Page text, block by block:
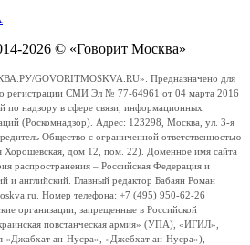
2026 © «Говорит Москва»
GOVORITMOSKVA.RU». Предназначено для
о регистрации СМИ Эл № 77-64961 от 04 марта 2016
по надзору в сфере связи, информационных
(Роскомнадзор). Адрес: 123298, Москва, ул. 3-я
Общество с ограниченной ответственностью
дом 12, пом. 22). Доменное имя сайта
распространения – Российская Федерация и
и английский. Главный редактор Бабаян Роман
Номер телефона: +7 (495) 950-62-26
организации, запрещенные в Российской
повстанческая армия» (УПА), «ИГИЛ»,
ан-Нусра», «Джебхат ан-Нусра»),